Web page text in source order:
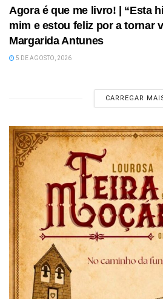
Agora é que me livro! | “Esta
mim e estou feliz por a tornar
Margarida Antunes
5 DE AGOSTO, 2026
CARREGAR